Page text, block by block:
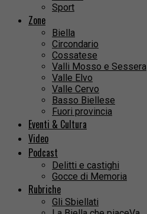
Sport
Zone
Biella
Circondario
Cossatese
Valli Mosso e Sessera
Valle Elvo
Valle Cervo
Basso Biellese
Fuori provincia
Eventi & Cultura
Video
Podcast
Delitti e castighi
Gocce di Memoria
Rubriche
Gli Sbiellati